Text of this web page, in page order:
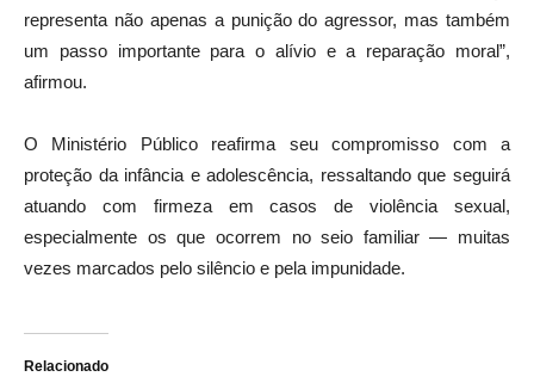
representa não apenas a punição do agressor, mas também
um passo importante para o alívio e a reparação moral”,
afirmou.
O Ministério Público reafirma seu compromisso com a
proteção da infância e adolescência, ressaltando que seguirá
atuando com firmeza em casos de violência sexual,
especialmente os que ocorrem no seio familiar — muitas
vezes marcados pelo silêncio e pela impunidade.
Relacionado